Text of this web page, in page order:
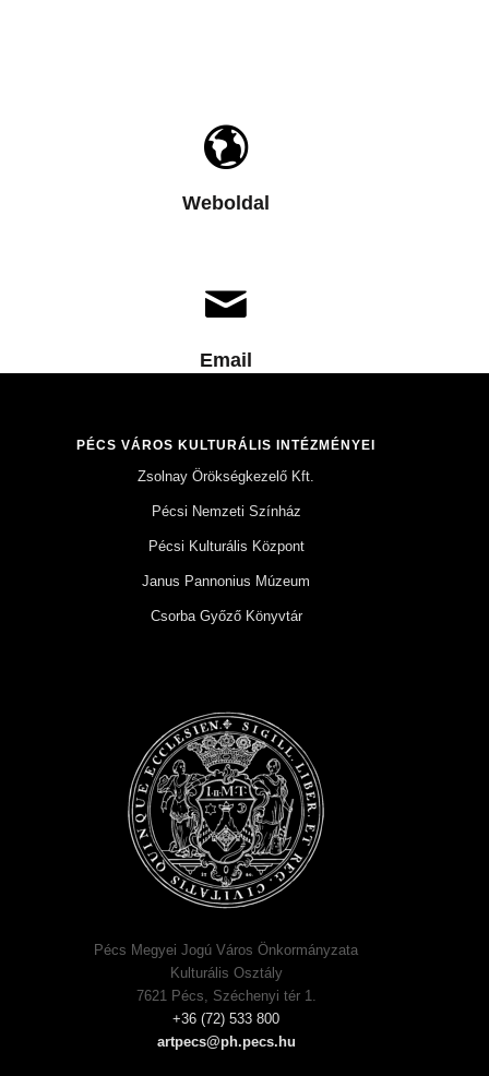
Weboldal
Email
PÉCS VÁROS KULTURÁLIS INTÉZMÉNYEI
Zsolnay Örökségkezelő Kft.
Pécsi Nemzeti Színház
Pécsi Kulturális Központ
Janus Pannonius Múzeum
Csorba Győző Könyvtár
Pécs Megyei Jogú Város Önkormányzata
Kulturális Osztály
7621 Pécs, Széchenyi tér 1.
+36 (72) 533 800
artpecs@ph.pecs.hu